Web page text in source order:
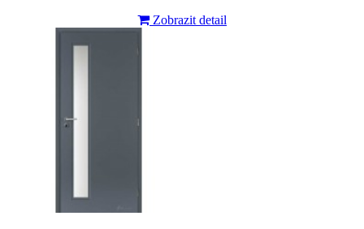
Zobrazit detail